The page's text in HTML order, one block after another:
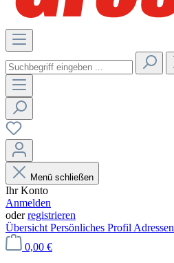
Menü schließen
Ihr Konto
Anmelden
oderregistrieren
Übersicht Persönliches Profil Adressen
0,00 €